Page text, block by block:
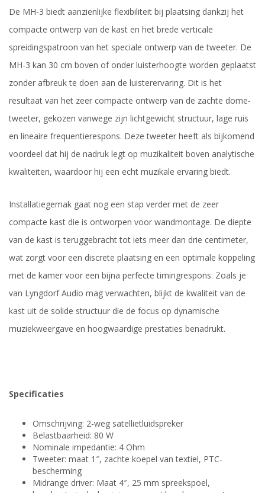
De MH-3 biedt aanzienlijke flexibiliteit bij plaatsing dankzij het
compacte ontwerp van de kast en het brede verticale
spreidingspatroon van het speciale ontwerp van de tweeter. De
MH-3 kan 30 cm boven of onder luisterhoogte worden geplaatst
zonder afbreuk te doen aan de luisterervaring. Dit is het
resultaat van het zeer compacte ontwerp van de zachte dome-
tweeter, gekozen vanwege zijn lichtgewicht structuur, lage ruis
en lineaire frequentierespons. Deze tweeter heeft als bijkomend
voordeel dat hij de nadruk legt op muzikaliteit boven analytische
kwaliteiten, waardoor hij een echt muzikale ervaring biedt.
Installatiegemak gaat nog een stap verder met de zeer
compacte kast die is ontworpen voor wandmontage. De diepte
van de kast is teruggebracht tot iets meer dan drie centimeter,
wat zorgt voor een discrete plaatsing en een optimale koppeling
met de kamer voor een bijna perfecte timingrespons. Zoals je
van Lyngdorf Audio mag verwachten, blijkt de kwaliteit van de
kast uit de solide structuur die de focus op dynamische
muziekweergave en hoogwaardige prestaties benadrukt.
Specificaties
Omschrijving: 2-weg satellietluidspreker
Belastbaarheid: 80 W
Nominale impedantie: 4 Ohm
Tweeter: maat 1″, zachte koepel van textiel, PTC-
bescherming
Midrange driver: Maat 4″, 25 mm spreekspoel,